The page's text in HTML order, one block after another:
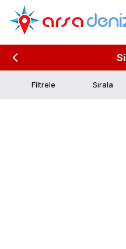
Filtrele